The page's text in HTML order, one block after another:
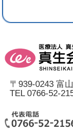
〒939-0243 富
TEL 0766-52-